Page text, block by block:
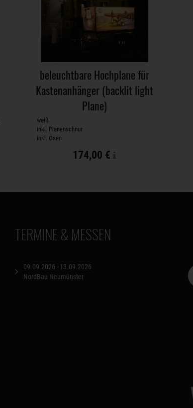
beleuchtbare Hochplane für
Kastenanhänger (backlit light
Plane)
weiß
inkl. Planenschnur
inkl. Ösen
174,00 €
TERMINE & MESSEN
09.09.2026 - 13.09.2026
NordBau Neumünster